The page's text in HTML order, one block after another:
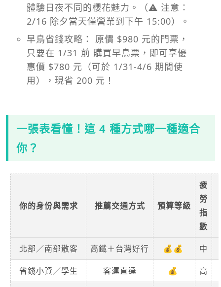
體驗日夜不同的櫻花魅力。（⚠️ 注意：
2/16 除夕當天僅營業到下午 15:00）。
早鳥省錢攻略： 原價 $980 元的門票，
只要在 1/31 前 購買早鳥票，即可享優
惠價 $780 元（可於 1/31-4/6 期間使
用），現省 200 元！
一張表看懂！這 4 種方式哪一種適合
你？
你的身份與需求 推薦交通方式 預算等級
疲
勞
指
數
北部／南部散客 高鐵＋台灣好行 💰💰 中
省錢小資／學生 客運直達 💰 高